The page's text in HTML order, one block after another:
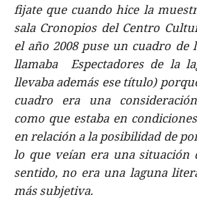
fijate que cuando hice la
sala Cronopios del Centro
el año 2008 puse un cuadro de
llamaba Espectadores de la
llevaba además ese título)
cuadro era una
como que estaba en
en relación a la posibilidad de
lo que veían era una situación
sentido, no era una laguna
más subjetiva.